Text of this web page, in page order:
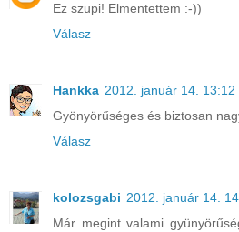
Ez szupi! Elmentettem :-))
Válasz
Hankka 2012. január 14. 13:12
Gyönyörűséges és biztosan
Válasz
kolozsgabi 2012. január 14.
Már megint valami